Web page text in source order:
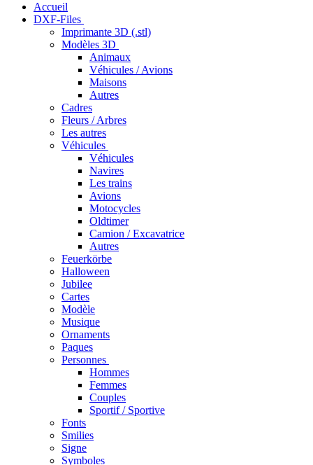
Accueil
DXF-Files
Imprimante 3D (.stl)
Modèles 3D
Animaux
Véhicules / Avions
Maisons
Autres
Cadres
Fleurs / Arbres
Les autres
Véhicules
Véhicules
Navires
Les trains
Avions
Motocycles
Oldtimer
Camion / Excavatrice
Autres
Feuerkörbe
Halloween
Jubilee
Cartes
Modèle
Musique
Ornaments
Paques
Personnes
Hommes
Femmes
Couples
Sportif / Sportive
Fonts
Smilies
Signe
Symboles